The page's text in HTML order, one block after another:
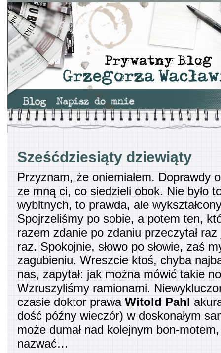
Sześćdziesiąty dziewiąty
Przyznam, że oniemiałem. Doprawdy
ze mną ci, co siedzieli obok. Nie było
wybitnych, to prawda, ale
Spojrzeliśmy po sobie, a potem ten,
razem zdanie po zdaniu przeczytał
raz. Spokojnie, słowo po słowie, zaś
zagubieniu. Wreszcie ktoś, chyba
nas, zapytał: jak można mówić takie
Wzruszyliśmy ramionami.
czasie doktor prawa Witold Pahl
dość późny wieczór) w doskonałym
może dumał nad kolejnym bon-
nazwać…